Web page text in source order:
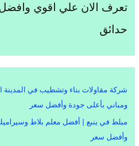
تعرف الان علي اقوي
حدائق
شركة مقاولات بناء وتشطيب في المدينة
ومباني بأعلى جودة وأفضل سعر
مبلط في ينبع | أفضل معلم بلاط
وأفضل سعر